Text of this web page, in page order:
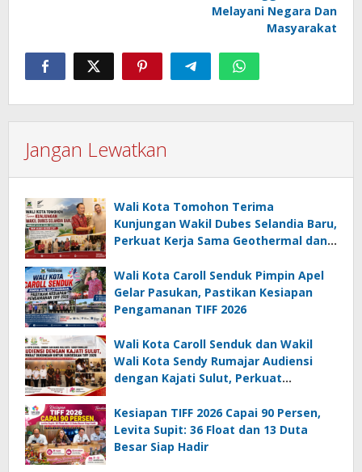
Melayani Negara Dan
Masyarakat
Jangan Lewatkan
Wali Kota Tomohon Terima
Kunjungan Wakil Dubes Selandia Baru,
Perkuat Kerja Sama Geothermal dan
Wali Kota Caroll Senduk Pimpin Apel
Gelar Pasukan, Pastikan Kesiapan
Pengamanan TIFF 2026
Wali Kota Caroll Senduk dan Wakil
Wali Kota Sendy Rumajar Audiensi
dengan Kajati Sulut, Perkuat
Kesiapan TIFF 2026 Capai 90 Persen,
Levita Supit: 36 Float dan 13 Duta
Besar Siap Hadir